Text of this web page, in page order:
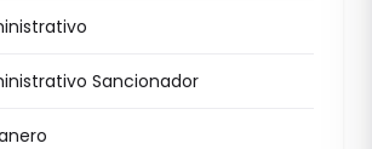
Sancionador